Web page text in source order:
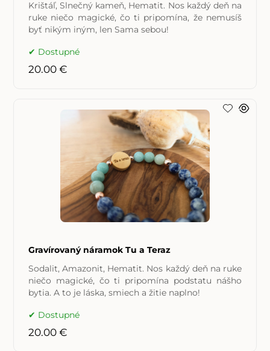
Krištáľ, Slnečný kameň, Hematit. Nos každý deň na
ruke niečo magické, čo ti pripomína, že nemusíš
byť nikým iným, len Sama sebou!
Dostupné
20.00 €
Gravírovaný náramok Tu a Teraz
Sodalit, Amazonit, Hematit. Nos každý deň na ruke
niečo magické, čo ti pripomína podstatu nášho
bytia. A to je láska, smiech a žitie naplno!
Dostupné
20.00 €